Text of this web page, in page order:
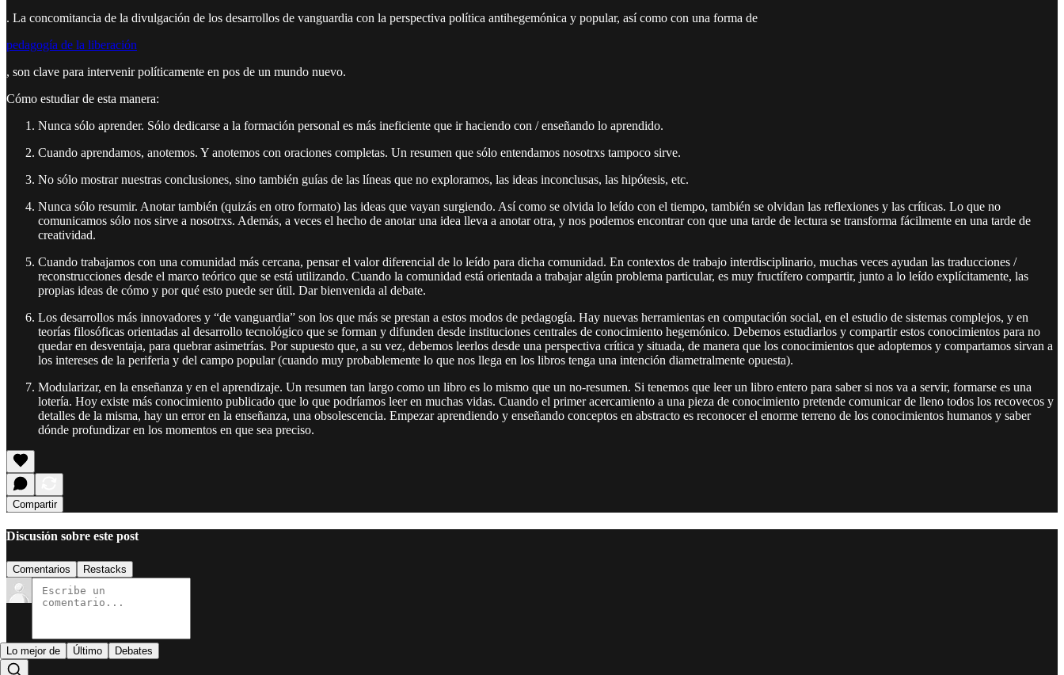
. La concomitancia de la divulgación de los desarrollos de vanguardia con la perspectiva política antihegemónica y popular, así como con una forma de
pedagogía de la liberación
, son clave para intervenir políticamente en pos de un mundo nuevo.
Cómo estudiar de esta manera:
Nunca sólo aprender. Sólo dedicarse a la formación personal es más ineficiente que ir haciendo con / enseñando lo aprendido.
Cuando aprendamos, anotemos. Y anotemos con oraciones completas. Un resumen que sólo entendamos nosotrxs tampoco sirve.
No sólo mostrar nuestras conclusiones, sino también guías de las líneas que no exploramos, las ideas inconclusas, las hipótesis, etc.
Nunca sólo resumir. Anotar también (quizás en otro formato) las ideas que vayan surgiendo. Así como se olvida lo leído con el tiempo, también se olvidan las reflexiones y las críticas. Lo que no
comunicamos sólo nos sirve a nosotrxs. Además, a veces el hecho de anotar una idea lleva a anotar otra, y nos podemos encontrar con que una tarde de lectura se transforma fácilmente en una tarde de
creatividad.
Cuando trabajamos con una comunidad más cercana, pensar el valor diferencial de lo leído para dicha comunidad. En contextos de trabajo interdisciplinario, muchas veces ayudan las traducciones /
reconstrucciones desde el marco teórico que se está utilizando. Cuando la comunidad está orientada a trabajar algún problema particular, es muy fructífero compartir, junto a lo leído explícitamente, las
propias ideas de cómo y por qué esto puede ser útil. Dar bienvenida al debate.
Los desarrollos más innovadores y “de vanguardia” son los que más se prestan a estos modos de pedagogía. Hay nuevas herramientas en computación social, en el estudio de sistemas complejos, y en
teorías filosóficas orientadas al desarrollo tecnológico que se forman y difunden desde instituciones centrales de conocimiento hegemónico. Debemos estudiarlos y compartir estos conocimientos para no
quedar en desventaja, para quebrar asimetrías. Por supuesto que, a su vez, debemos leerlos desde una perspectiva crítica y situada, de manera que los conocimientos que adoptemos y compartamos sirvan a
los intereses de la periferia y del campo popular (cuando muy probablemente lo que nos llega en los libros tenga una intención diametralmente opuesta).
Modularizar, en la enseñanza y en el aprendizaje. Un resumen tan largo como un libro es lo mismo que un no-resumen. Si tenemos que leer un libro entero para saber si nos va a servir, formarse es una
lotería. Hoy existe más conocimiento publicado que lo que podríamos leer en muchas vidas. Cuando el primer acercamiento a una pieza de conocimiento pretende comunicar de lleno todos los recovecos y
detalles de la misma, hay un error en la enseñanza, una obsolescencia. Empezar aprendiendo y enseñando conceptos en abstracto es reconocer el enorme terreno de los conocimientos humanos y saber
dónde profundizar en los momentos en que sea preciso.
Compartir
Discusión sobre este post
Comentarios Restacks
Lo mejor de Último Debates